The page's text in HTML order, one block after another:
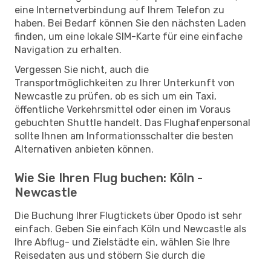
eine Internetverbindung auf Ihrem Telefon zu
haben. Bei Bedarf können Sie den nächsten Laden
finden, um eine lokale SIM-Karte für eine einfache
Navigation zu erhalten.
Vergessen Sie nicht, auch die
Transportmöglichkeiten zu Ihrer Unterkunft von
Newcastle zu prüfen, ob es sich um ein Taxi,
öffentliche Verkehrsmittel oder einen im Voraus
gebuchten Shuttle handelt. Das Flughafenpersonal
sollte Ihnen am Informationsschalter die besten
Alternativen anbieten können.
Wie Sie Ihren Flug buchen: Köln -
Newcastle
Die Buchung Ihrer Flugtickets über Opodo ist sehr
einfach. Geben Sie einfach Köln und Newcastle als
Ihre Abflug- und Zielstädte ein, wählen Sie Ihre
Reisedaten aus und stöbern Sie durch die